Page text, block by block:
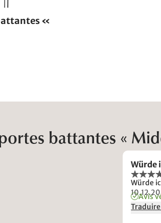
«
battantes «
Würde
Würde
Avis